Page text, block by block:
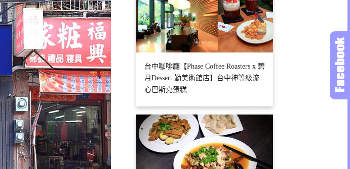
台中咖啡廳【Phase Coffee Roasters x 碧
月Dessert 勤美術館店】台中神等級流
心巴斯克蛋糕